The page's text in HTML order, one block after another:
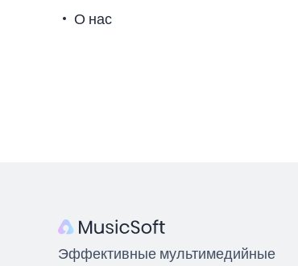
О нас
Эффективные мультимедийные